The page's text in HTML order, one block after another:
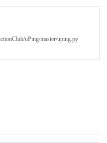
/uPing/master/uping .py